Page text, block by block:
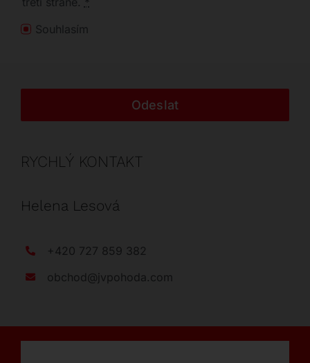
Souhlasím
Odeslat
RYCHLÝ KONTAKT
Helena Lesová
+420 727 859 382
obchod@jvpohoda.com